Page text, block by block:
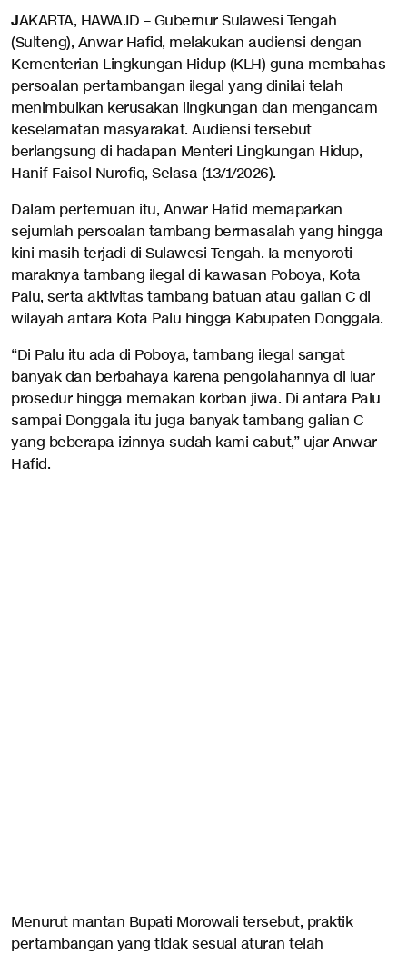
JAKARTA, HAWA.ID – Gubernur Sulawesi Tengah
(Sulteng), Anwar Hafid, melakukan audiensi dengan
Kementerian Lingkungan Hidup (KLH) guna membahas
persoalan pertambangan ilegal yang dinilai telah
menimbulkan kerusakan lingkungan dan mengancam
keselamatan masyarakat. Audiensi tersebut
berlangsung di hadapan Menteri Lingkungan Hidup,
Hanif Faisol Nurofiq, Selasa (13/1/2026).
Dalam pertemuan itu, Anwar Hafid memaparkan
sejumlah persoalan tambang bermasalah yang hingga
kini masih terjadi di Sulawesi Tengah. Ia menyoroti
maraknya tambang ilegal di kawasan Poboya, Kota
Palu, serta aktivitas tambang batuan atau galian C di
wilayah antara Kota Palu hingga Kabupaten Donggala.
“Di Palu itu ada di Poboya, tambang ilegal sangat
banyak dan berbahaya karena pengolahannya di luar
prosedur hingga memakan korban jiwa. Di antara Palu
sampai Donggala itu juga banyak tambang galian C
yang beberapa izinnya sudah kami cabut,” ujar Anwar
Hafid.
Menurut mantan Bupati Morowali tersebut, praktik
pertambangan yang tidak sesuai aturan telah